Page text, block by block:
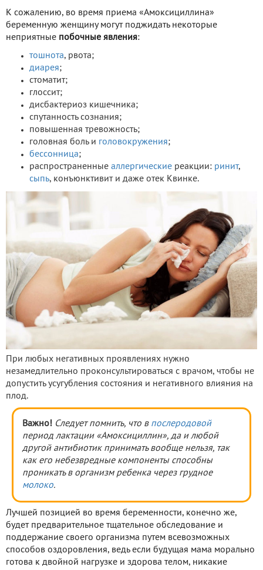
К сожалению, во время приема «Амоксициллина»
беременную женщину могут поджидать некоторые
неприятные побочные явления:
тошнота, рвота;
диарея;
стоматит;
глоссит;
дисбактериоз кишечника;
спутанность сознания;
повышенная тревожность;
головная боль и головокружения;
бессонница;
распространенные аллергические реакции: ринит,
сыпь, конъюнктивит и даже отек Квинке.
При любых негативных проявлениях нужно
незамедлительно проконсультироваться с врачом, чтобы не
допустить усугубления состояния и негативного влияния на
плод.
Важно! Следует помнить, что в послеродовой
период лактации «Амоксициллин», да и любой
другой антибиотик принимать вообще нельзя, так
как его небезвредные компоненты способны
проникать в организм ребенка через грудное
молоко.
Лучшей позицией во время беременности, конечно же,
будет предварительное тщательное обследование и
поддержание своего организма путем всевозможных
способов оздоровления, ведь если будущая мама морально
готова к двойной нагрузке и здорова телом, никакие